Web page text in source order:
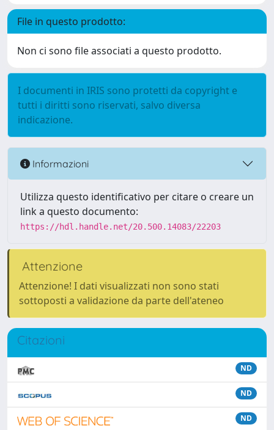
File in questo prodotto:
Non ci sono file associati a questo prodotto.
I documenti in IRIS sono protetti da copyright e
tutti i diritti sono riservati, salvo diversa
indicazione.
Informazioni
Utilizza questo identificativo per citare o creare un
link a questo documento:
https://hdl.handle.net/20.500.14083/22203
Attenzione
Attenzione! I dati visualizzati non sono stati
sottoposti a validazione da parte dell'ateneo
Citazioni
ND
ND
ND